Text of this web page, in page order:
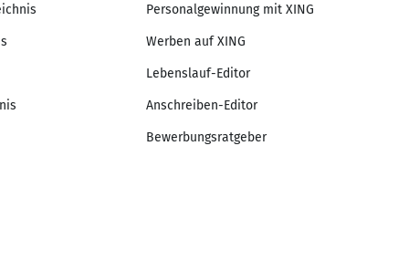
Personalgewinnung mit XING
Werben auf XING
Lebenslauf-Editor
Anschreiben-Editor
Bewerbungsratgeber